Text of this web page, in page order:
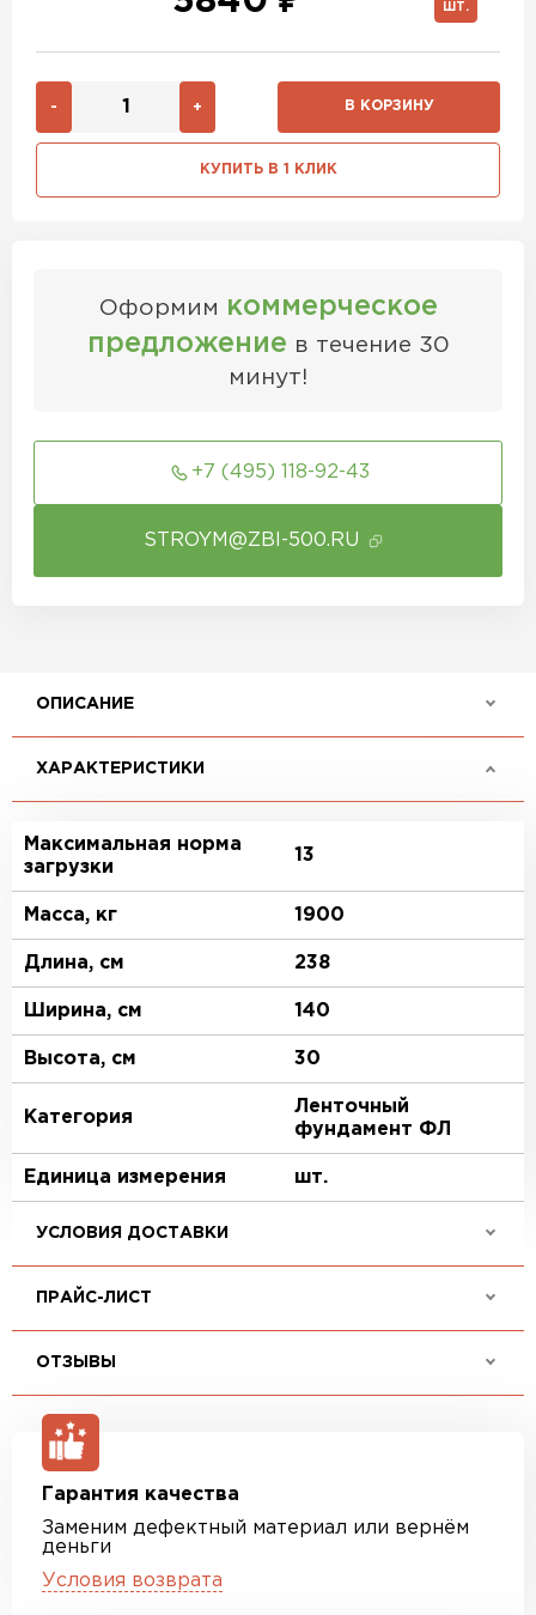
ШТ.
- + В КОРЗИНУ
КУПИТЬ В 1 КЛИК
Оформим коммерческое
предложение в течение 30
минут!
+7 (495) 118-92-43
STROYM@ZBI-500.RU
ОПИСАНИЕ
ХАРАКТЕРИСТИКИ
Максимальная норма
загрузки
13
Масса, кг 1900
Длина, см 238
Ширина, см 140
Высота, см 30
Категория
Ленточный
фундамент ФЛ
Единица измерения шт.
УСЛОВИЯ ДОСТАВКИ
ПРАЙС-ЛИСТ
ОТЗЫВЫ
Гарантия качества
Заменим дефектный материал или вернём
деньги
Условия возврата